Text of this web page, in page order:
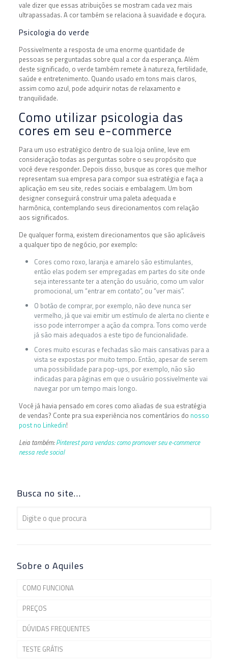
vale dizer que essas atribuições se mostram cada vez mais
ultrapassadas. A cor também se relaciona à suavidade e doçura.
Psicologia do verde
Possivelmente a resposta de uma enorme quantidade de
pessoas se perguntadas sobre qual a cor da esperança. Além
deste significado, o verde também remete à natureza, fertilidade,
saúde e entretenimento. Quando usado em tons mais claros,
assim como azul, pode adquirir notas de relaxamento e
tranquilidade.
Como utilizar psicologia das
cores em seu e-commerce
Para um uso estratégico dentro de sua loja online, leve em
consideração todas as perguntas sobre o seu propósito que
você deve responder. Depois disso, busque as cores que melhor
representam sua empresa para compor sua estratégia e faça a
aplicação em seu site, redes sociais e embalagem. Um bom
designer conseguirá construir uma paleta adequada e
harmônica, contemplando seus direcionamentos com relação
aos significados.
De qualquer forma, existem direcionamentos que são aplicáveis
a qualquer tipo de negócio, por exemplo:
Cores como roxo, laranja e amarelo são estimulantes,
então elas podem ser empregadas em partes do site onde
seja interessante ter a atenção do usuário, como um valor
promocional, um “entrar em contato”, ou “ver mais”.
O botão de comprar, por exemplo, não deve nunca ser
vermelho, já que vai emitir um estímulo de alerta no cliente e
isso pode interromper a ação da compra. Tons como verde
já são mais adequados a este tipo de funcionalidade.
Cores muito escuras e fechadas são mais cansativas para a
vista se expostas por muito tempo. Então, apesar de serem
uma possibilidade para pop-ups, por exemplo, não são
indicadas para páginas em que o usuário possivelmente vai
navegar por um tempo mais longo.
Você já havia pensado em cores como aliadas de sua estratégia
de vendas? Conte pra sua experiência nos comentários do nosso
post no Linkedin!
Leia também:Pinterest para vendas: como promover seu e-commerce
nessa rede social
Busca no site…
Sobre o Aquiles
COMO FUNCIONA
PREÇOS
DÚVIDAS FREQUENTES
TESTE GRÁTIS